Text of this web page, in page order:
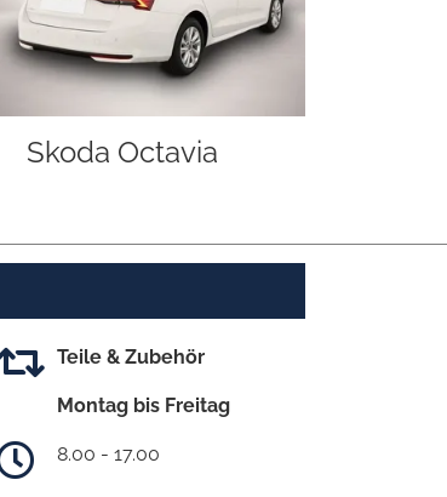
Skoda Octavia
Teile & Zubehör
Montag bis Freitag
8.00 - 17.00